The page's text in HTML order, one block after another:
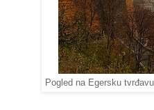
Pogled na Egersku